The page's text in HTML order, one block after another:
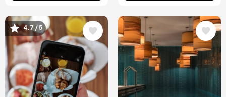
Image
4.7 / 5 Image